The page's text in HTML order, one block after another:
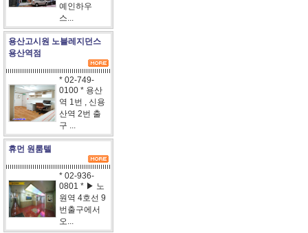
예인하우
스...
용산고시원 노블레지던스
용산역점
* 02-749-
0100 * 용산
역 1번 , 신용
산역 2번 출
구 ...
휴먼 원룸텔
* 02-936-
0801 * ▶ 노
원역 4호선 9
번출구에서
오...